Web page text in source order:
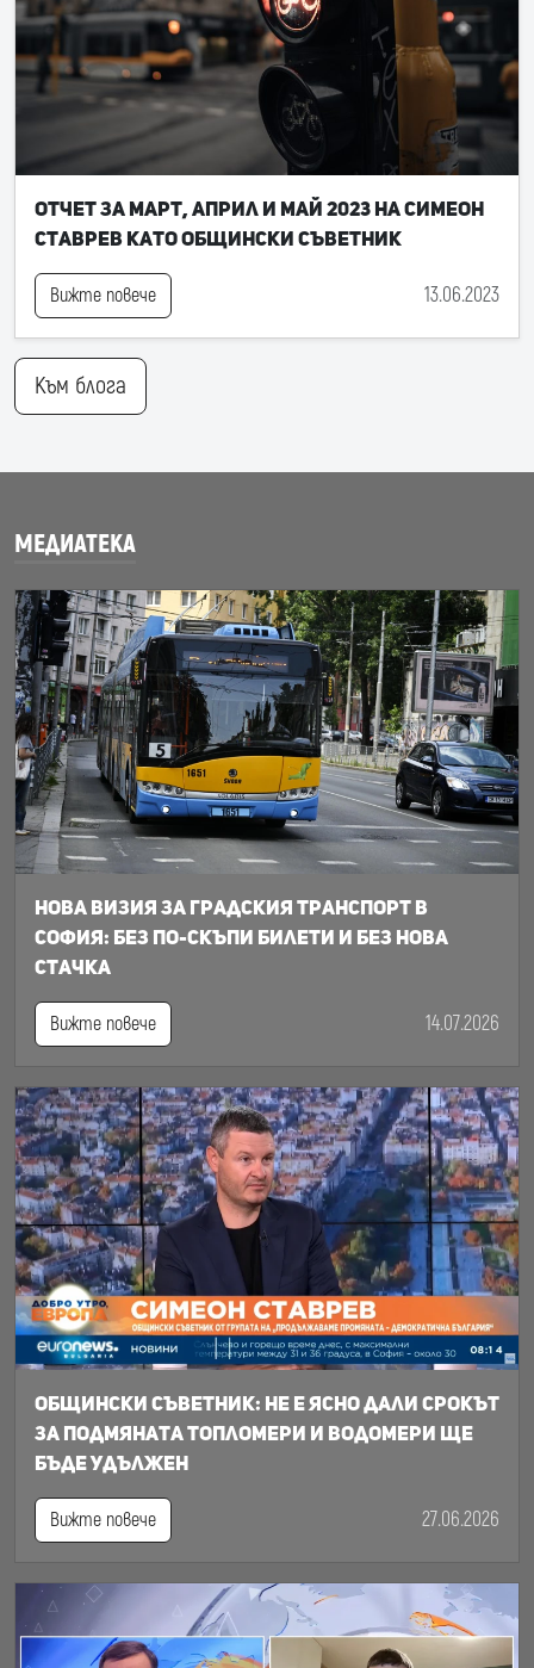
Отчет за март, април и май 2023 на Симеон
Ставрев като общински съветник
Вижте повече 13.06.2023
Към блога
МЕДИАТЕКА
Нова визия за градския транспорт в
София: Без по-скъпи билети и без нова
стачка
Вижте повече 14.07.2026
Общински съветник: Не е ясно дали срокът
за подмяната топломери и водомери ще
бъде удължен
Вижте повече 27.06.2026